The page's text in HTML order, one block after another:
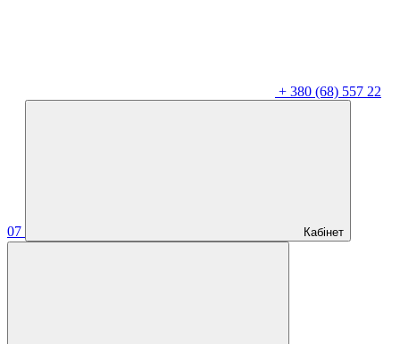
+ 380 (68) 557 22
07 Кабінет